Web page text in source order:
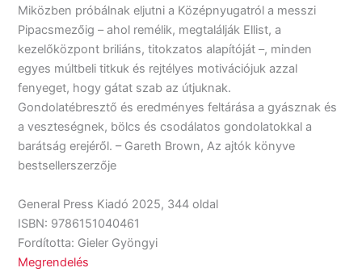
Miközben próbálnak eljutni a Középnyugatról a messzi
Pipacsmezőig – ahol remélik, megtalálják Ellist, a
kezelőközpont briliáns, titokzatos alapítóját –, minden
egyes múltbeli titkuk és rejtélyes motivációjuk azzal
fenyeget, hogy gátat szab az útjuknak.
Gondolatébresztő és eredményes feltárása a gyásznak és
a veszteségnek, bölcs és csodálatos gondolatokkal a
barátság erejéről. – Gareth Brown, Az ajtók könyve
bestsellerszerzője
General Press Kiadó 2025, 344 oldal
ISBN: 9786151040461
Fordította: Gieler Gyöngyi
Megrendelés